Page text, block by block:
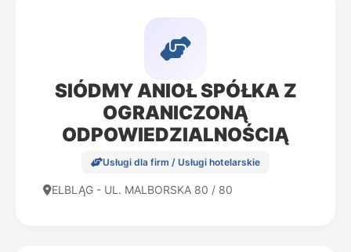
SIÓDMY ANIOŁ SPÓŁKA Z
OGRANICZONĄ
ODPOWIEDZIALNOŚCIĄ
Usługi dla firm / Usługi hotelarskie
ELBLĄG - UL. MALBORSKA 80 / 80